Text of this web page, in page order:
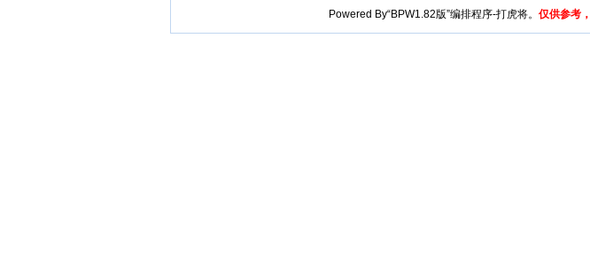
Powered By“BPW1.82版”编排程序-打虎将。 仅供参考